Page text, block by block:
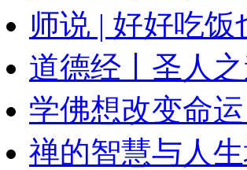
师说 | 好好吃
道德经丨圣人
学佛想改变命
禅的智慧与人